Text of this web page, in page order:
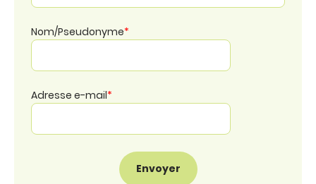
Nom/Pseudonyme*
Adresse e-mail*